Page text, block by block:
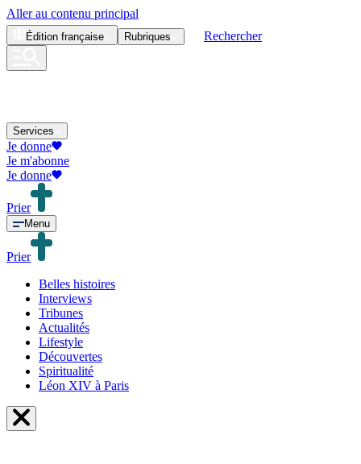
Aller au contenu principal
Édition française Rubriques Rechercher
Services
Je donne
Je m'abonne
Je donne
Prier
Menu
Prier
Belles histoires
Interviews
Tribunes
Actualités
Lifestyle
Découvertes
Spiritualité
Léon XIV à Paris